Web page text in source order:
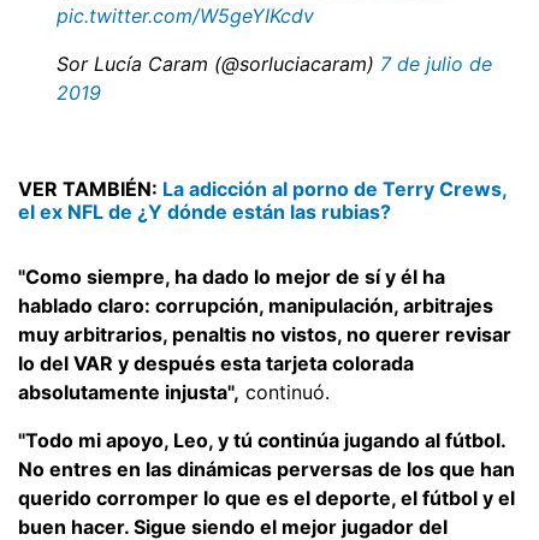
pic.twitter.com/W5geYIKcdv
Sor Lucía Caram (@sorluciacaram) 7 de julio de
2019
VER TAMBIÉN: La adicción al porno de Terry Crews,
el ex NFL de ¿Y dónde están las rubias?
"Como siempre, ha dado lo mejor de sí y él ha
hablado claro: corrupción, manipulación, arbitrajes
muy arbitrarios, penaltis no vistos, no querer revisar
lo del VAR y después esta tarjeta colorada
absolutamente injusta", continuó.
"Todo mi apoyo, Leo, y tú continúa jugando al fútbol.
No entres en las dinámicas perversas de los que han
querido corromper lo que es el deporte, el fútbol y el
buen hacer. Sigue siendo el mejor jugador del